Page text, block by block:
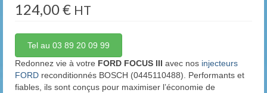
124,00€ HT
Tel au 03 89 20 09 99
Redonnez vie à votre FORD FOCUS III avec nos injecteurs
FORD reconditionnés BOSCH (0445110488). Performants et
fiables, ils sont conçus pour maximiser l’économie de